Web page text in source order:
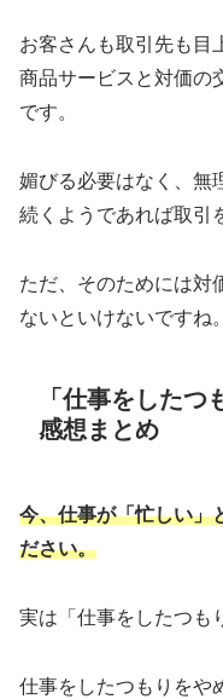
お客さんも取引先も目
商品サービスと対価の
です。
媚びる必要はなく、無
続くようであれば取引
ただ、そのためには対
ないといけないですね。
「仕事をした
感想まとめ
今、仕事が「忙しい」
ださい。
実は「仕事をしたつも
仕事をしたつもりをや